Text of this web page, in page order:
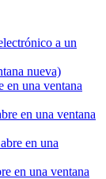
a un
nueva)
en una ventana
en una ventana
en una
en una ventana